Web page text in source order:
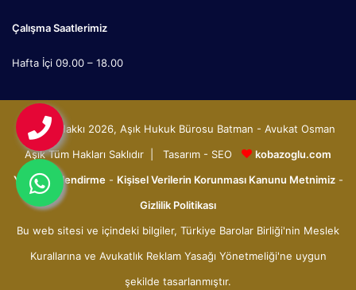
Çalışma Saatlerimiz
Hafta İçi 09.00 – 18.00
© Telif Hakkı 2026, Aşık Hukuk Bürosu Batman - Avukat Osman
Aşık Tüm Hakları Saklıdır | Tasarım - SEO
kobazoglu.com
Yasal Bilgilendirme- Kişisel Verilerin Korunması Kanunu Metnimiz-
Gizlilik Politikası
Bu web sitesi ve içindeki bilgiler, Türkiye Barolar Birliği'nin Meslek
Kurallarına ve Avukatlık Reklam Yasağı Yönetmeliği'ne uygun
şekilde tasarlanmıştır.